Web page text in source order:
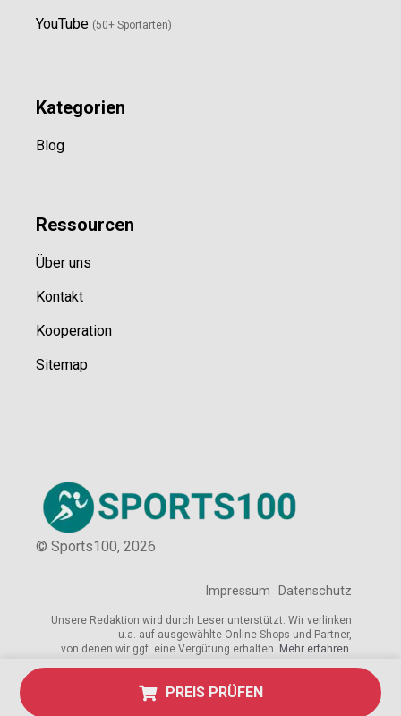
PREIS PRÜFEN
YouTube (50+ Sportarten)
Kategorien
Blog
Ressourcen
Über uns
Kontakt
Kooperation
Sitemap
© Sports100, 2026
Impressum Datenschutz
Unsere Redaktion wird durch Leser unterstützt. Wir verlinken
u.a. auf ausgewählte Online-Shops und Partner,
von denen wir ggf. eine Vergütung erhalten. Mehr erfahren.
Adresse